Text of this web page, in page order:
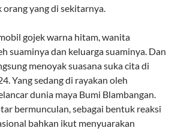
yang di sekitarnya.
gojek warna hitam, wanita
suaminya dan keluarga suaminya. Dan
menoyak suasana suka cita di
Yang sedang di rayakan oleh
dunia maya Bumi Blambangan.
bermunculan, sebagai bentuk reaksi
bahkan ikut menyuarakan